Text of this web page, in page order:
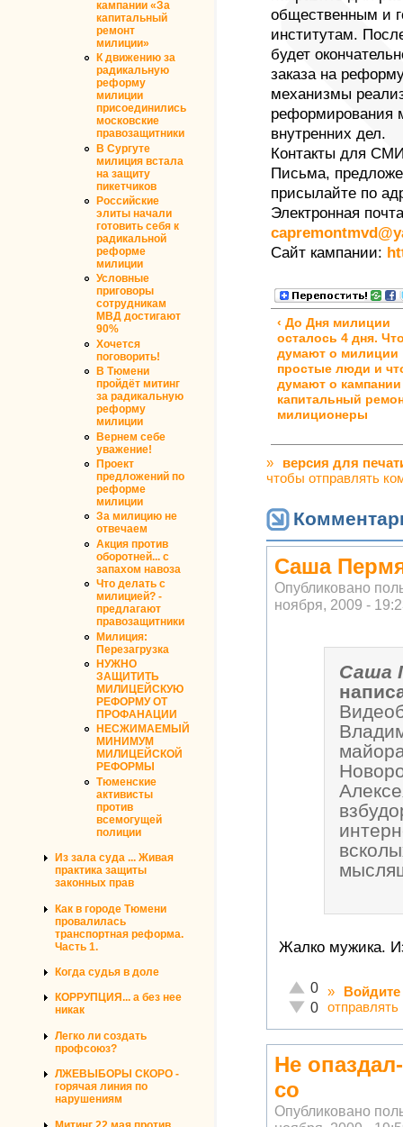
кампании «За
капитальный
ремонт
милиции»
К движению за
радикальную
реформу
милиции
присоединились
московские
правозащитники
В Сургуте
милиция встала
на защиту
пикетчиков
Российские
элиты начали
готовить себя к
радикальной
реформе
милиции
Условные
приговоры
сотрудникам
МВД достигают
90%
Хочется
поговорить!
В Тюмени
пройдёт митинг
за радикальную
реформу
милиции
Вернем себе
уважение!
Проект
предложений по
реформе
милиции
За милицию не
отвечаем
Акция против
оборотней... с
запахом навоза
Что делать с
милицией? -
предлагают
правозащитники
Милиция:
Перезагрузка
НУЖНО
ЗАЩИТИТЬ
МИЛИЦЕЙСКУЮ
РЕФОРМУ ОТ
ПРОФАНАЦИИ
НЕСЖИМАЕМЫЙ
МИНИМУМ
МИЛИЦЕЙСКОЙ
РЕФОРМЫ
Тюменские
активисты
против
всемогущей
полиции
Из зала суда ... Живая
практика защиты
законных прав
Как в городе Тюмени
провалилась
транспортная реформа.
Часть 1.
Когда судья в доле
КОРРУПЦИЯ... а без нее
никак
Легко ли создать
профсоюз?
ЛЖЕВЫБОРЫ СКОРО -
горячая линия по
нарушениям
общественным и
институтам.
будет
заказа на
механизмы
реформирования
внутренних дел.
Контакты для
Письма,
присылайте по
Электронная
Сайт кампании:
‹ До Дня милиции
осталось 4 дня.
думают о милиции
простые люди и
думают о кампании
капитальный
милиционеры
»
версия для
чтобы отправлять
Саша
Опубликовано
ноября, 2009 -
Саша
Жалко мужика.
Отлично!
0
Неадекватно!
0
» Войдите
Не
со
Опубликовано